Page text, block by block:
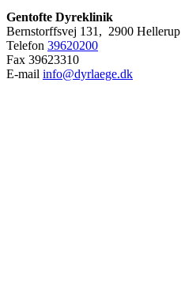
Gentofte Dyreklinik
Bernstorffsvej 131, 2900 Hellerup
Telefon 39620200
Fax 39623310
E-mail info@dyrlaege.dk